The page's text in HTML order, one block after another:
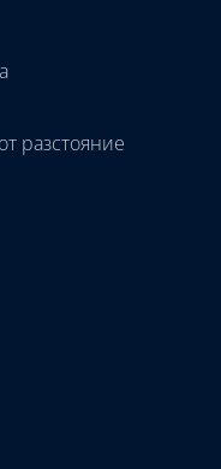
разстояние